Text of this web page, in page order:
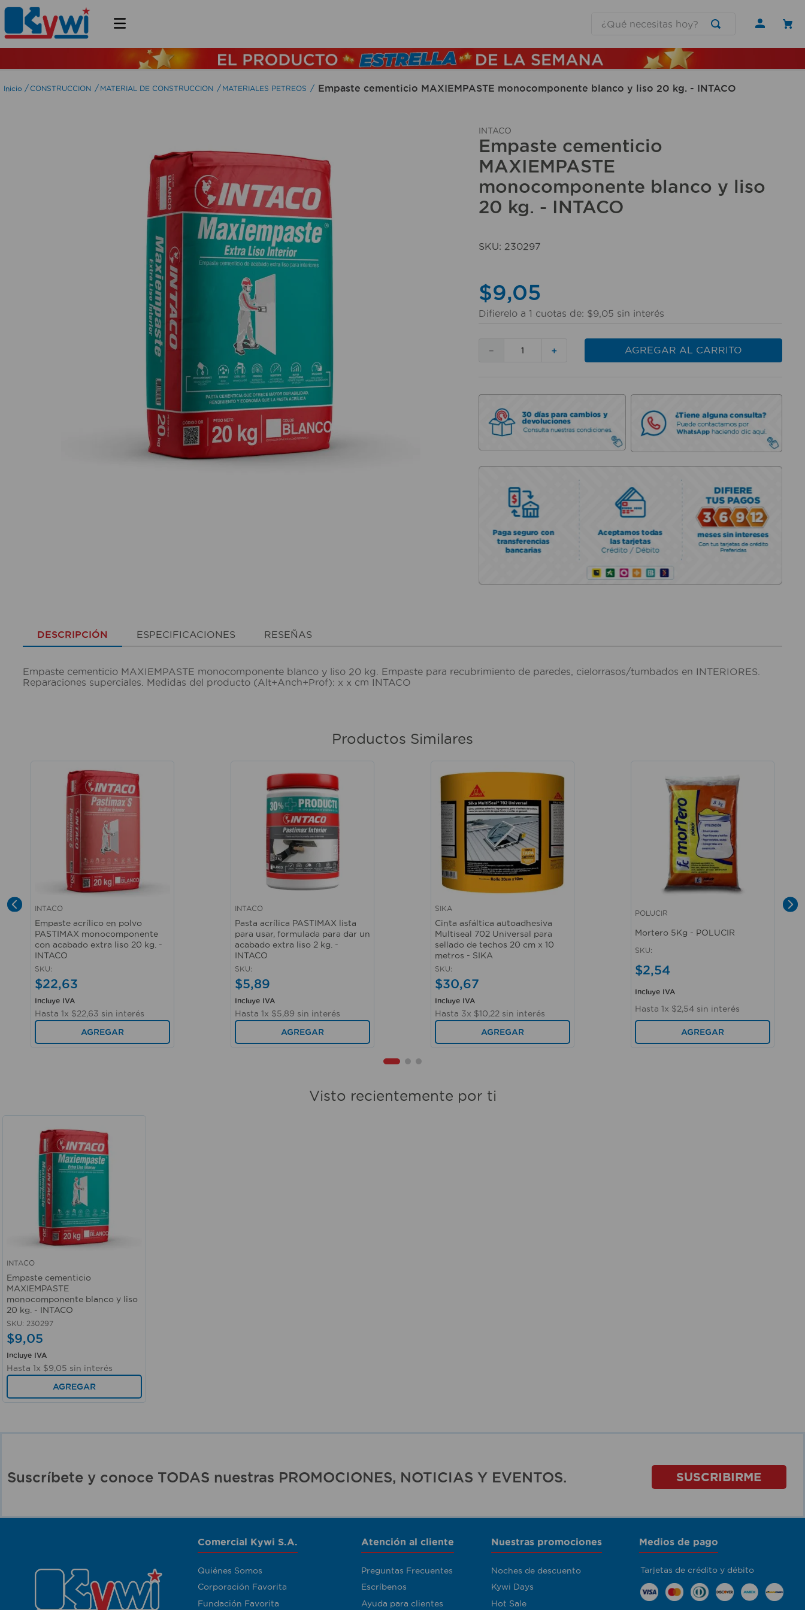
CONSTRUCCION MATERIAL DE CONSTRUCCION MATERIALES PETREOS Empaste cementicio MAXIEMPASTE monocomponente blanco y liso 20 kg. - INTACO
INTACO
Empaste cementicio
MAXIEMPASTE
monocomponente blanco y liso
20 kg. - INTACO
SKU: 230297
$9,05
Difierelo a 1 cuotas de: $9,05 sin interés
＋
－ AGREGAR AL CARRITO
DESCRIPCIÓN ESPECIFICACIONES RESEÑAS
Empaste cementicio MAXIEMPASTE monocomponente blanco y liso 20 kg. Empaste para recubrimiento de paredes, cielorrasos/tumbados en INTERIORES.
Reparaciones superciales. Medidas del producto (Alt+Anch+Prof): x x cm INTACO
Productos Similares
INTACO
Empaste acrílico en polvo
PASTIMAX monocomponente
con acabado extra liso 20 kg. -
INTACO
SKU:
$22,63
Incluye IVA
Hasta 1x $22,63 sin interés
AGREGAR
INTACO
Pasta acrílica PASTIMAX lista
para usar, formulada para dar un
acabado extra liso 2 kg. -
INTACO
SKU:
$5,89
Incluye IVA
Hasta 1x $5,89 sin interés
AGREGAR
SIKA
Cinta asfáltica autoadhesiva
Multiseal 702 Universal para
sellado de techos 20 cm x 10
metros - SIKA
SKU:
$30,67
Incluye IVA
Hasta 3x $10,22 sin interés
AGREGAR
Vista rápida
POLUCIR
Mortero 5Kg - POLUCIR
SKU:
$2,54
Incluye IVA
Hasta 1x $2,54 sin interés
AGREGAR
Visto recientemente por ti
INTACO
Empaste cementicio
MAXIEMPASTE
monocomponente blanco y liso
20 kg. - INTACO
SKU: 230297
$9,05
Incluye IVA
Hasta 1x $9,05 sin interés
AGREGAR
Suscríbete y conoce TODAS nuestras PROMOCIONES, NOTICIAS Y EVENTOS. SUSCRIBIRME
Comercial Kywi S.A.
Quiénes Somos
Corporación Favorita
Fundación Favorita
Atención al cliente
Preguntas Frecuentes
Escríbenos
Ayuda para clientes
Nuestras promociones
Noches de descuento
Kywi Days
Hot Sale
Medios de pago
Tarjetas de crédito y débito
TÉRMINOS MÁS BUSCADOS
1.
lamparas
2.
ducha